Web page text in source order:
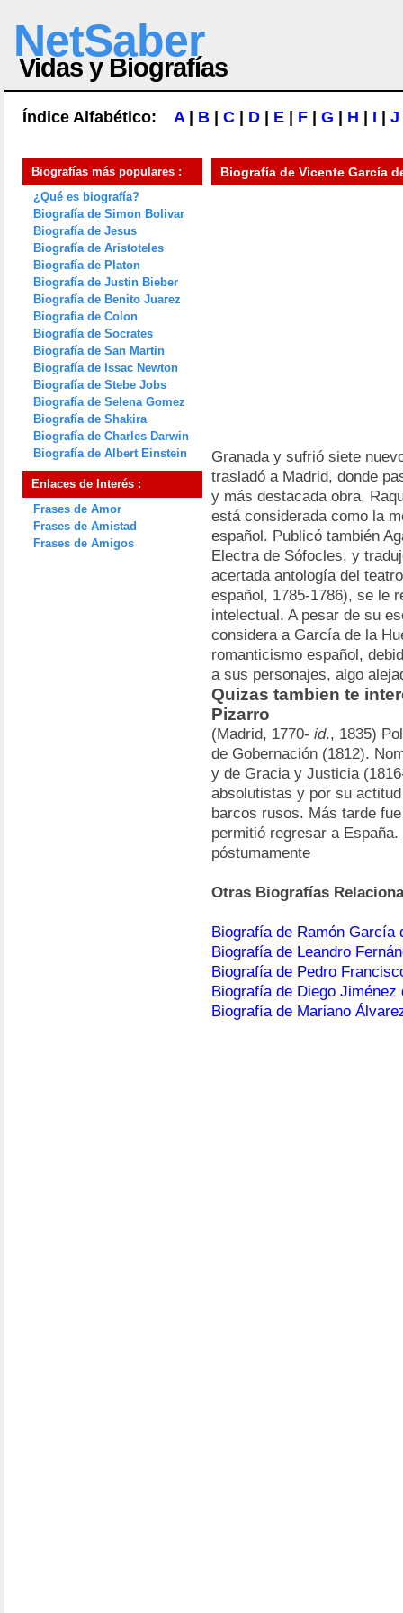
NetSaber
Vidas y Biografías
Índice Alfabético: A| B C D E F G H I J
Biografías más populares :
¿Qué es biografía?
Biografía de Simon Bolivar
Biografía de Jesus
Biografía de Aristoteles
Biografía de Platon
Biografía de Justin Bieber
Biografía de Benito Juarez
Biografía de Colon
Biografía de Socrates
Biografía de San Martin
Biografía de Issac Newton
Biografía de Stebe Jobs
Biografía de Selena Gomez
Biografía de Shakira
Biografía de Charles Darwin
Biografía de Albert Einstein
Enlaces de Interés :
Frases de Amor
Frases de Amistad
Frases de Amigos
Biografía de Vicente García
Granada y sufrió siete
trasladó a Madrid, donde
y más destacada obra,
está considerada como la
español. Publicó también
Electra de Sófocles, y
acertada antología del
español, 1785-1786), se le
intelectual. A pesar de su
considera a García de la
romanticismo español,
a sus personajes, algo
Quizas tambien te
Pizarro
(Madrid, 1770- id., 1835)
de Gobernación (1812).
y de Gracia y Justicia
absolutistas y por su
barcos rusos. Más tarde
permitió regresar a
póstumamente
Otras Biografías
Biografía de Ramón García
Biografía de Leandro
Biografía de Pedro
Biografía de Diego Jiménez
Biografía de Mariano